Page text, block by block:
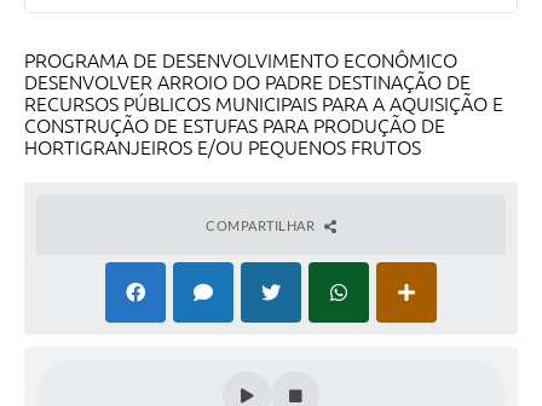
PROGRAMA DE DESENVOLVIMENTO ECONÔMICO
DESENVOLVER ARROIO DO PADRE DESTINAÇÃO DE
RECURSOS PÚBLICOS MUNICIPAIS PARA A AQUISIÇÃO E
CONSTRUÇÃO DE ESTUFAS PARA PRODUÇÃO DE
HORTIGRANJEIROS E/OU PEQUENOS FRUTOS
COMPARTILHAR